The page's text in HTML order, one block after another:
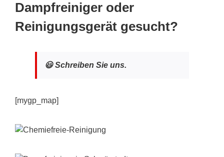
Dampfreiniger oder
Reinigungsgerät gesucht?
😃 Schreiben Sie uns.
[mygp_map]